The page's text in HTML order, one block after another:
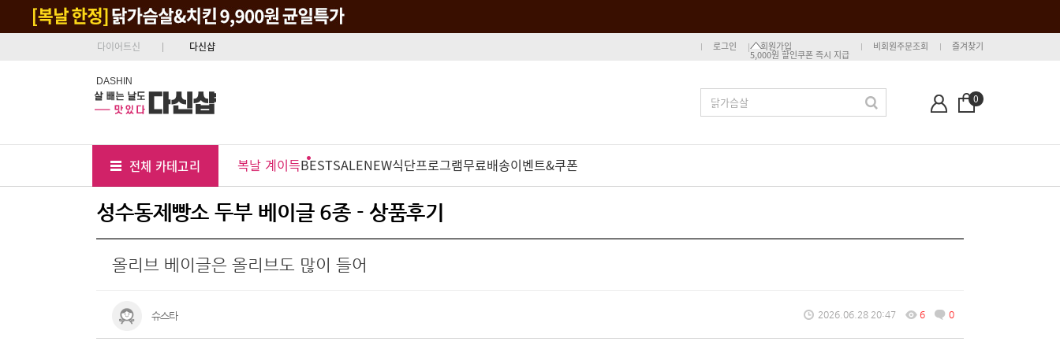
다이어트신 다신샵 로그인 회원가입
5,000원 할인쿠폰 즉시 지급
비회원주문조회 즐겨찾기
DASHIN
0
전체 카테고리 복날 계이득BESTSALENEW식단프로그램무료배송이벤트&쿠폰
성수동제빵소 두부 베이글 6종 - 상품후기
올리브 베이글은 올리브도 많이 들어
슈스타 2026.06.28 20:47 6 0